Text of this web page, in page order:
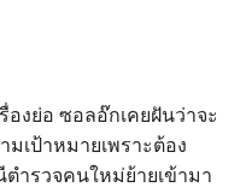
รื่องย่อ ซอลอ๊กเคยฝันว่าจะ
มเป้าหมายเพราะต้อง
ำรวจคนใหม่ย้ายเข้ามา